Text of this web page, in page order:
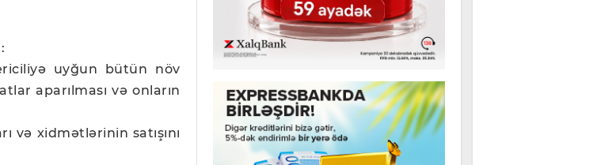
uyğun bütün növ
aparılması və onların
və xidmətlərinin satışını